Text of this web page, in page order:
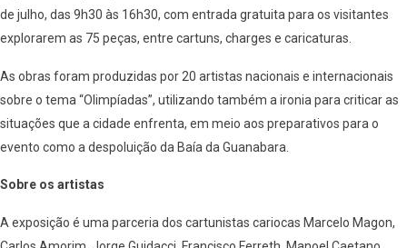
de julho, das 9h30 às 16h30, com entrada gratuita para os visitantes
explorarem as 75 peças, entre cartuns, charges e caricaturas.
As obras foram produzidas por 20 artistas nacionais e internacionais
sobre o tema “Olimpíadas”, utilizando também a ironia para criticar as
situações que a cidade enfrenta, em meio aos preparativos para o
evento como a despoluição da Baía da Guanabara.
Sobre os artistas
A exposição é uma parceria dos cartunistas cariocas Marcelo Magon,